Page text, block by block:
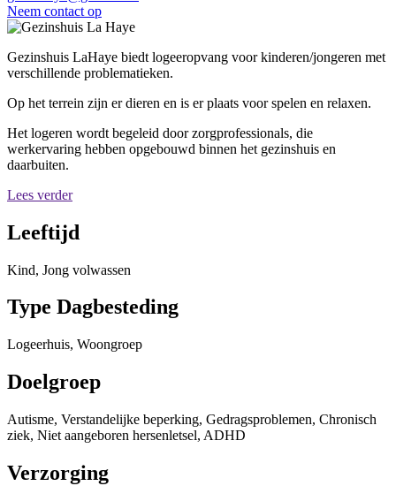
Neem contact op
Gezinshuis LaHaye biedt logeeropvang voor kinderen/jongeren met
verschillende problematieken.
Op het terrein zijn er dieren en is er plaats voor spelen en relaxen. ​
Het logeren wordt begeleid door zorgprofessionals, die
werkervaring hebben opgebouwd binnen het gezinshuis en
daarbuiten.
Lees verder
Leeftijd
Kind, Jong volwassen
Type Dagbesteding
Logeerhuis, Woongroep
Doelgroep
Autisme, Verstandelijke beperking, Gedragsproblemen, Chronisch
ziek, Niet aangeboren hersenletsel, ADHD
Verzorging